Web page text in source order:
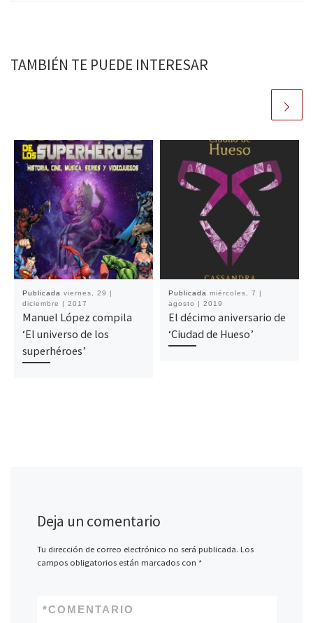
TAMBIÉN TE PUEDE INTERESAR
Publicada viernes, 29 |
diciembre | 2017
Manuel López compila
‘El universo de los
superhéroes’
Publicada miércoles, 7 |
agosto | 2019
El décimo aniversario de
‘Ciudad de Hueso’
Deja un comentario
Tu dirección de correo electrónico no será publicada. Los
campos obligatorios están marcados con *
COMENTARIO
*